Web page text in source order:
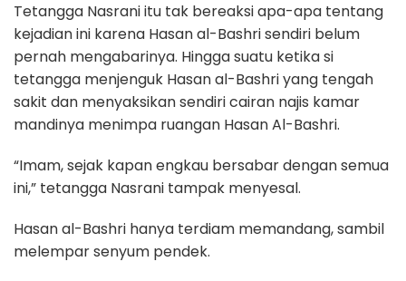
Tetangga Nasrani itu tak bereaksi apa-apa tentang
kejadian ini karena Hasan al-Bashri sendiri belum
pernah mengabarinya. Hingga suatu ketika si
tetangga menjenguk Hasan al-Bashri yang tengah
sakit dan menyaksikan sendiri cairan najis kamar
mandinya menimpa ruangan Hasan Al-Bashri.
“Imam, sejak kapan engkau bersabar dengan semua
ini,” tetangga Nasrani tampak menyesal.
Hasan al-Bashri hanya terdiam memandang, sambil
melempar senyum pendek.